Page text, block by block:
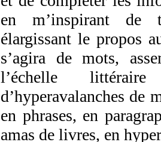
en m’inspirant de
élargissant le propos
s’agira de mots,
l’échelle
d’hyperavalanches de
en phrases, en
amas de livres, en